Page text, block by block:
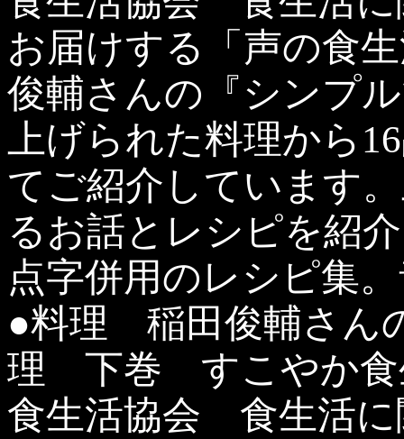
お届けする「声の食
俊輔さんの『シンプ
上げられた料理から
てご紹介しています
るお話とレシピを紹
点字併用のレシピ集
●料理 稲田俊輔さん
理 下巻 すこやか
食生活協会 食生活に